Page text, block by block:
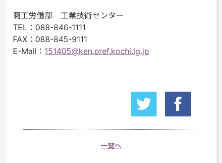
商工労働部 工業技術センター
TEL ：088-846-1111
FAX ：088-845-9111
E-Mail ： 151405@ken.pref.kochi.lg.jp
一覧へ